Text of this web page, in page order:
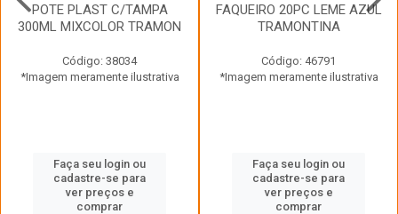
POTE PLAST C/TAMPA
300ML MIXCOLOR TRAMON
Código: 38034
*Imagem meramente ilustrativa
Faça seu login ou
cadastre-se para
ver preços e
comprar
FAQUEIRO 20PC LEME AZUL
TRAMONTINA
Código: 46791
*Imagem meramente ilustrativa
Faça seu login ou
cadastre-se para
ver preços e
comprar